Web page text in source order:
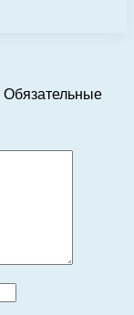
Обязательные